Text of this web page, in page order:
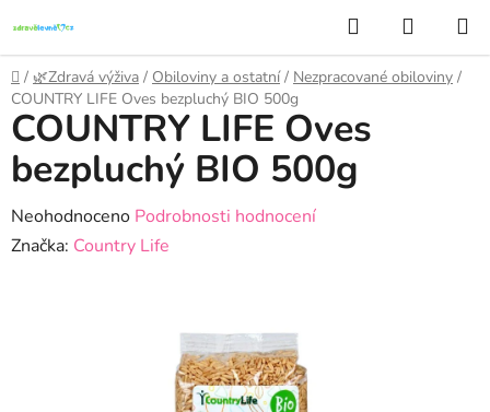
na
obsah
Hledat
KOŠÍK
Domů
/ 🌿Zdravá výživa / Obiloviny a ostatní / Nezpracované obiloviny /
COUNTRY LIFE Oves bezpluchý BIO 500g
COUNTRY LIFE Oves
bezpluchý BIO 500g
Průměrné
hodnocení
Neohodnoceno Podrobnosti hodnocení
Značka: Country Life